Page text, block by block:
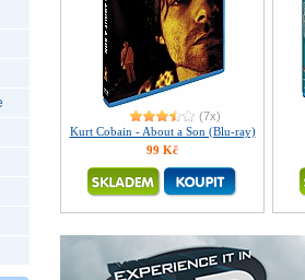
(7x)
Kurt Cobain - About a Son (Blu-ray)
99 Kč